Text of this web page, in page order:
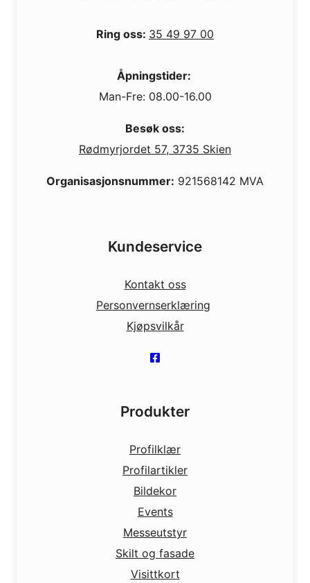
Ring oss: 35 49 97 00
Åpningstider:
Man-Fre: 08.00-16.00
Besøk oss:
Rødmyrjordet 57, 3735 Skien
Organisasjonsnummer: 921568142 MVA
Kundeservice
Kontakt oss
Personvernserklæring
Kjøpsvilkår
Produkter
Profilklær
Profilartikler
Bildekor
Events
Messeutstyr
Skilt og fasade
Visittkort